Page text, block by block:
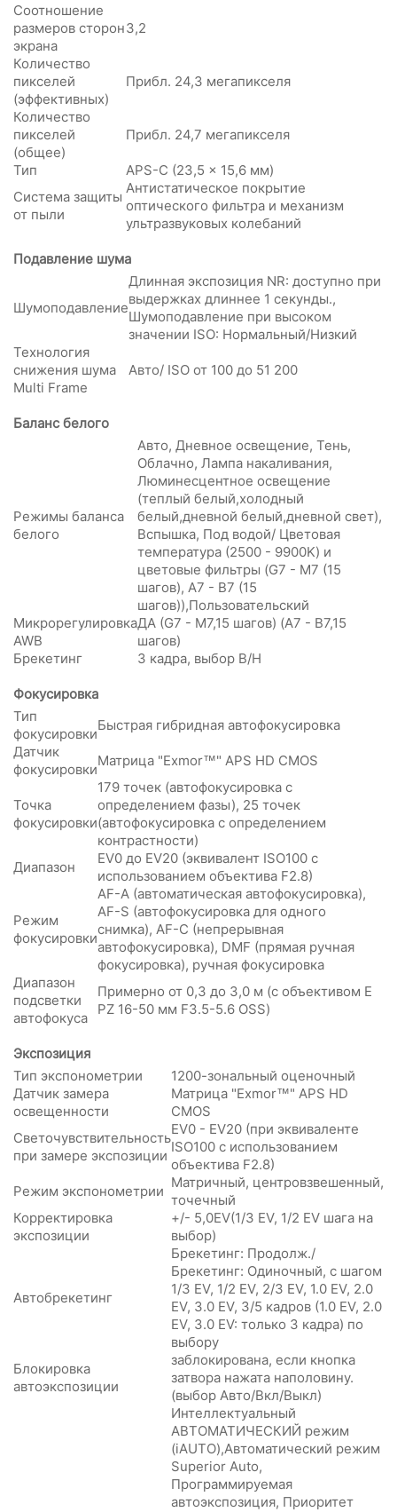
Соотношение
размеров сторон
экрана
3,2
Количество
пикселей
(эффективных)
Прибл. 24,3 мегапикселя
Количество
пикселей
(общее)
Прибл. 24,7 мегапикселя
Тип
APS-C (23,5 x 15,6 мм)
Система защиты
от пыли
Антистатическое покрытие
оптического фильтра и механизм
ультразвуковых колебаний
Подавление шума
Шумоподавление
Длинная экспозиция NR: доступно при
выдержках длиннее 1 секунды.,
Шумоподавление при высоком
значении ISO: Нормальный/Низкий
Технология
снижения шума
Multi Frame
Авто/ ISO от 100 до 51 200
Баланс белого
Режимы баланса
белого
Авто, Дневное освещение, Тень,
Облачно, Лампа накаливания,
Люминесцентное освещение
(теплый белый,холодный
белый,дневной белый,дневной свет),
Вспышка, Под водой/ Цветовая
температура (2500 - 9900K) и
цветовые фильтры (G7 - M7 (15
шагов), A7 - B7 (15
шагов)),Пользовательский
Микрорегулировка
AWB
ДА (G7 - M7,15 шагов) (A7 - B7,15
шагов)
Брекетинг
3 кадра, выбор В/Н
Фокусировка
Тип
фокусировки
Быстрая гибридная автофокусировка
Датчик
фокусировки
Матрица "Exmor™" APS HD CMOS
Точка
фокусировки
179 точек (автофокусировка с
определением фазы), 25 точек
(автофокусировка с определением
контрастности)
Диапазон
EV0 до EV20 (эквивалент ISO100 с
использованием объектива F2.8)
Режим
фокусировки
AF-A (автоматическая автофокусировка),
AF-S (автофокусировка для одного
снимка), AF-C (непрерывная
автофокусировка), DMF (прямая ручная
фокусировка), ручная фокусировка
Диапазон
подсветки
автофокуса
Примерно от 0,3 до 3,0 м (с объективом E
PZ 16-50 мм F3.5-5.6 OSS)
Экспозиция
Тип экспонометрии
1200-зональный оценочный
Датчик замера
освещенности
Матрица "Exmor™" APS HD
CMOS
Светочувствительность
при замере экспозиции
EV0 - EV20 (при эквиваленте
ISO100 с использованием
объектива F2.8)
Режим экспонометрии
Матричный, центровзвешенный,
точечный
Корректировка
экспозиции
+/- 5,0EV(1/3 EV, 1/2 EV шага на
выбор)
Автобрекетинг
Брекетинг: Продолж./
Брекетинг: Одиночный, с шагом
1/3 EV, 1/2 EV, 2/3 EV, 1.0 EV, 2.0
EV, 3.0 EV, 3/5 кадров (1.0 EV, 2.0
EV, 3.0 EV: только 3 кадра) по
выбору
Блокировка
автоэкспозиции
заблокирована, если кнопка
затвора нажата наполовину.
(выбор Авто/Вкл/Выкл)
Интеллектуальный
АВТОМАТИЧЕСКИЙ режим
(iAUTO),Автоматический режим
Superior Auto,
Программируемая
автоэкспозиция, Приоритет